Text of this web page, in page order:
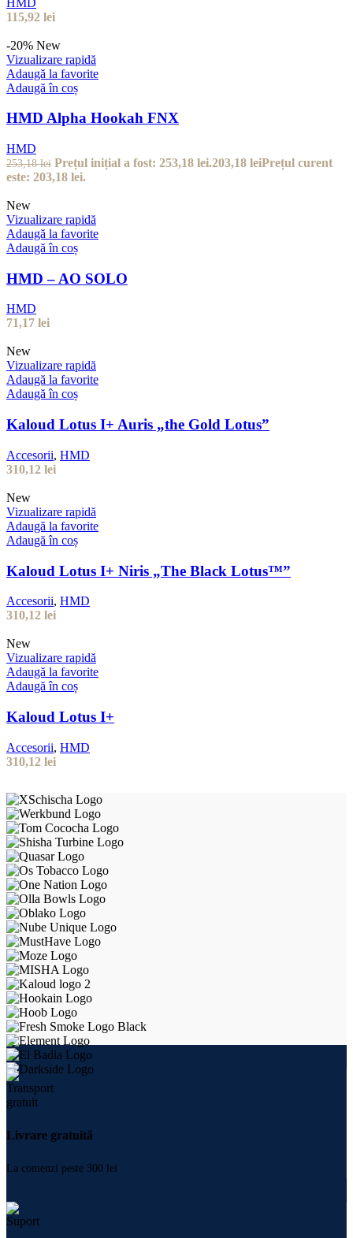
115,92 lei
-20% New
Vizualizare rapidă
Adaugă la favorite
Adaugă în coș
HMD Alpha Hookah FNX
HMD
253,18lei Prețul inițial a fost: 253,18 lei.203,18 leiPrețul curent
este: 203,18 lei.
New
Vizualizare rapidă
Adaugă la favorite
Adaugă în coș
HMD – AO SOLO
HMD
71,17 lei
New
Vizualizare rapidă
Adaugă la favorite
Adaugă în coș
Kaloud Lotus I+ Auris „the Gold Lotus”
Accesorii, HMD
310,12 lei
New
Vizualizare rapidă
Adaugă la favorite
Adaugă în coș
Kaloud Lotus I+ Niris „The Black Lotus™”
Accesorii, HMD
310,12 lei
New
Vizualizare rapidă
Adaugă la favorite
Adaugă în coș
Kaloud Lotus I+
Accesorii, HMD
310,12 lei
Livrare gratuită
La comenzi peste 300 lei